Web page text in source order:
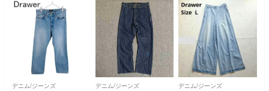
デニム/ジーンズ デニム/ジーンズ デニム/ジーンズ